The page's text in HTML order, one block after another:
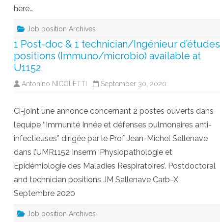
here…
Job position Archives
1 Post-doc & 1 technician/Ingénieur d’études
positions (Immuno/microbio) available at
U1152
Antonino NICOLETTI September 30, 2020
Ci-joint une annonce concernant 2 postes ouverts dans
l’équipe ‘‘Immunité Innée et défenses pulmonaires anti-
infectieuses” dirigée par le Prof Jean-Michel Sallenave
dans l’UMR1152 Inserm ‘Physiopathologie et
Epidémiologie des Maladies Respiratoires’. Postdoctoral
and technician positions JM Sallenave Carb-X
Septembre 2020
Job position Archives